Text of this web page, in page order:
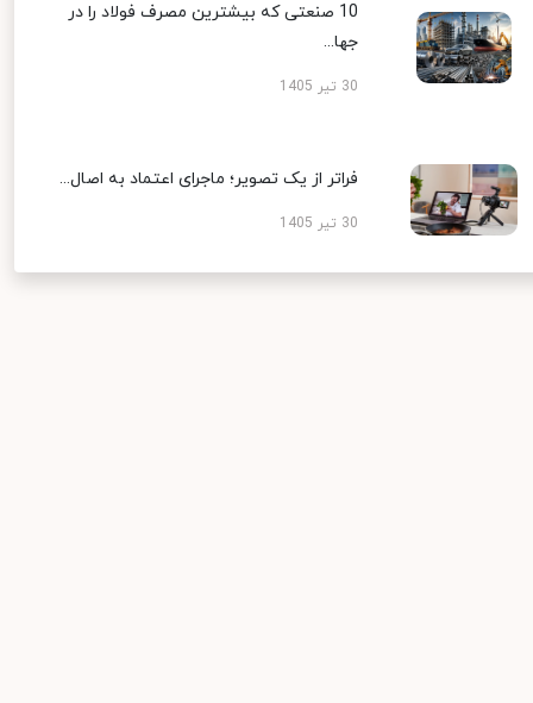
10 صنعتی که بیشترین مصرف فولاد را در
جها...
30 تیر 1405
فراتر از یک تصویر؛ ماجرای اعتماد به اصال...
30 تیر 1405